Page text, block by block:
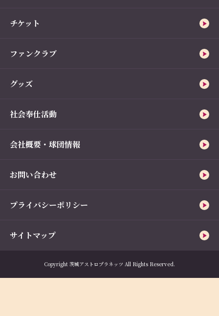
チケット
ファンクラブ
グッズ
社会奉仕活動
会社概要・球団情報
お問い合わせ
プライバシーポリシー
サイトマップ
Copyright 茨城アストロプラネッツ All Rights Reserved.